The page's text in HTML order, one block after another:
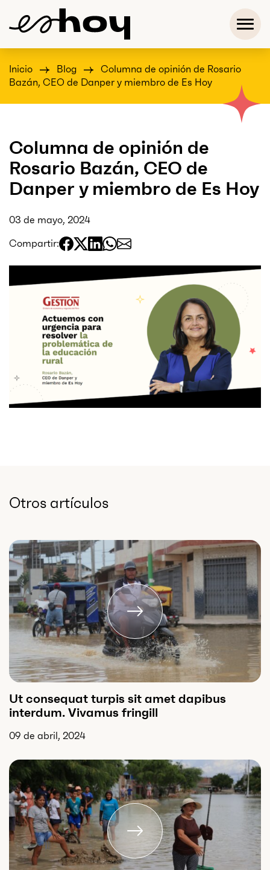
Inicio Blog
Columna de opinión de Rosario
Bazán, CEO de Danper y miembro de Es Hoy
Columna de opinión de
Rosario Bazán, CEO de
Danper y miembro de Es Hoy
03 de mayo, 2024
Compartir:
Otros artículos
Ut consequat turpis sit amet dapibus
interdum. Vivamus fringill
09 de abril, 2024